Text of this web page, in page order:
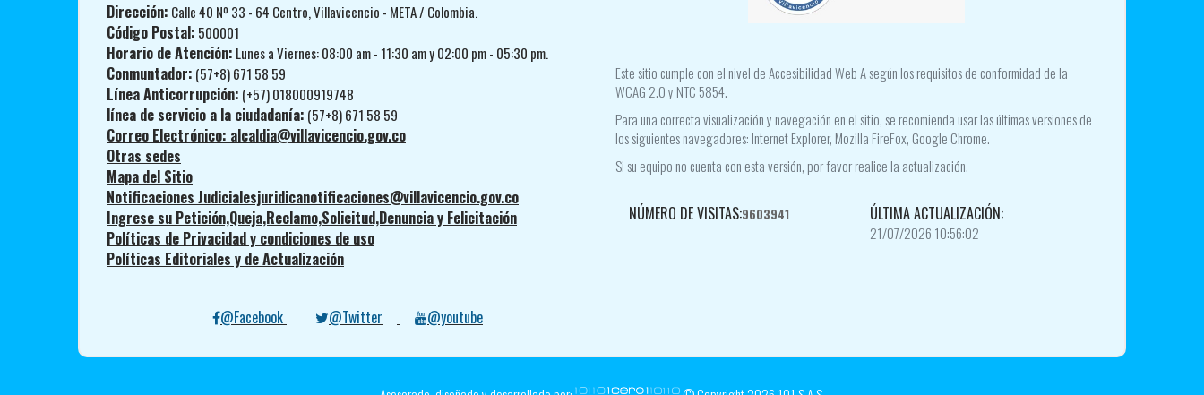
Dirección: Calle 40 Nº 33 - 64 Centro, Villavicencio - META / Colombia.
Código Postal: 500001
Horario de Atención: Lunes a Viernes: 08:00 am - 11:30 am y 02:00 pm - 05:30 pm.
Conmuntador: (57+8) 671 58 59
Línea Anticorrupción: (+57) 018000919748
línea de servicio a la ciudadanía: (57+8) 671 58 59
Correo Electrónico: alcaldia@villavicencio.gov.co
Otras sedes
Mapa del Sitio
Notificaciones Judicialesjuridicanotificaciones@villavicencio.gov.co
Ingrese su Petición,Queja,Reclamo,Solicitud,Denuncia y Felicitación
Políticas de Privacidad y condiciones de uso
Políticas Editoriales y de Actualización
@Facebook @Twitter @youtube
Este sitio cumple con el nivel de Accesibilidad Web A según los requisitos de conformidad de la
WCAG 2.0 y NTC 5854.
Para una correcta visualización y navegación en el sitio, se recomienda usar las últimas versiones de
los siguientes navegadores: Internet Explorer, Mozilla FireFox, Google Chrome.
Si su equipo no cuenta con esta versión, por favor realice la actualización.
NÚMERO DE VISITAS:9603941 ÚLTIMA ACTUALIZACIÓN:
21/07/2026 10:56:02